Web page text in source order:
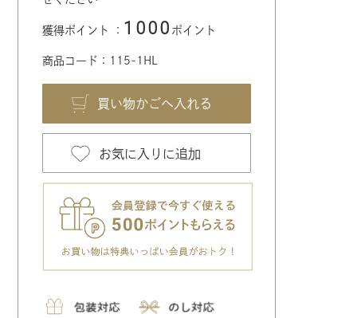
獲得ポイント ： 1000 ポイント
商品コード：115-1HL
お気に入りに追加